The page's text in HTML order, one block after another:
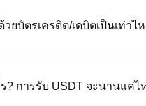
น 100,000 USD พร้อมใบเสนอ
ยบัตรเครดิต/เดบิตเป็นเท่าไ
(ต่ำถึง 0.05%) ใช้กับการซื้อขา
? การรับ USDT จะนานแค่ไ